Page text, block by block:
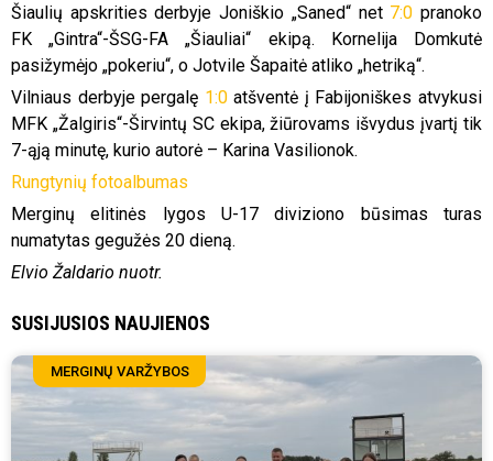
Šiaulių apskrities derbyje Joniškio „Saned“ net 7:0 pranoko
FK „Gintra“-ŠSG-FA „Šiauliai“ ekipą. Kornelija Domkutė
pasižymėjo „pokeriu“, o Jotvile Šapaitė atliko „hetriką“.
Vilniaus derbyje pergalę 1:0atšventė į Fabijoniškes atvykusi
MFK „Žalgiris“-Širvintų SC ekipa, žiūrovams išvydus įvartį tik
7-ąją minutę, kurio autorė – Karina Vasilionok.
Rungtynių fotoalbumas
Merginų elitinės lygos U-17 diviziono būsimas turas
numatytas gegužės 20 dieną.
Elvio Žaldario nuotr.
SUSIJUSIOS NAUJIENOS
MERGINŲ VARŽYBOS